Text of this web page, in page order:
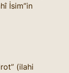
İsim”in
(ilahi